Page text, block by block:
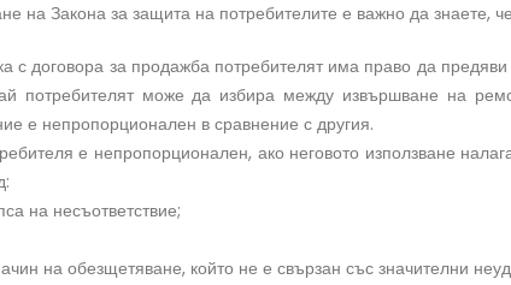
на Закона за защита на потребителите е важно да знаете,
с договора за продажба потребителят има право да
потребителят може да избира между извършване на
е непропорционален в сравнение с другия.
е непропорционален, ако неговото използване
на несъответствие;
на обезщетяване, който не е свързан със значителни